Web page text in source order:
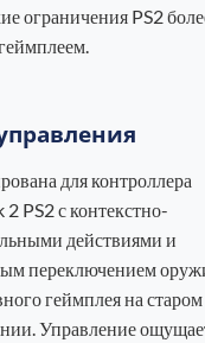
ограничения PS2
для контроллера
PS2 с контекстно-
действиями и
переключением
геймплея на старом
Управление